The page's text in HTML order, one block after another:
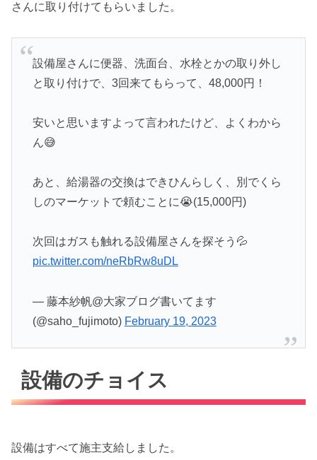
さんに取り付けてもらいました。
設備屋さんに便器、洗面台、水栓とかの取り外し
と取り付けで、3回来てもらって、48,000円！
安いと思いますよって言われたけど、よくわから
ん😅
あと、給湯器の交換はできひんらしく、別でくら
しのマーケットで頼むことに😭(15,000円)
次回はガスも触れる設備屋さんを探そう💦
pic.twitter.com/neRbRw8uDL
— 藤本紗帆@大家ブログ書いてます
(@saho_fujimoto) February 19, 2023
設備のチョイス
設備はすべて施主支給しました。